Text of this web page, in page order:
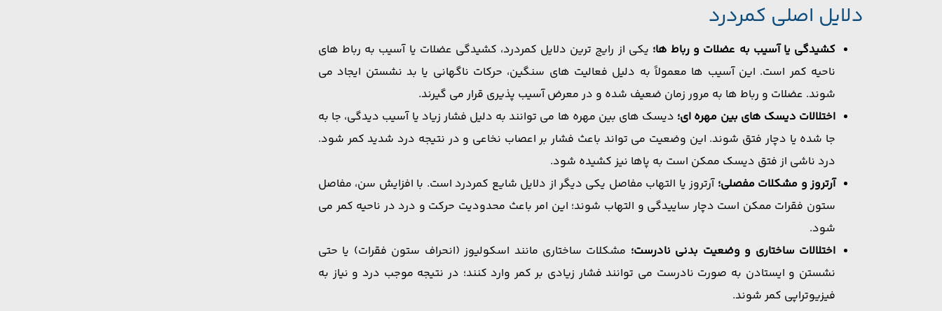
دلایل اصلی کمردرد
کشیدگی یا آسیب به عضلات و رباط ‌ها؛ یکی از رایج‌ ترین دلایل کمردرد، کشیدگی عضلات یا آسیب به رباط‌ های
ناحیه کمر است. این آسیب ‌ها معمولاً به دلیل فعالیت‌ های سنگین، حرکات ناگهانی یا بد نشستن ایجاد می
‌شوند. عضلات و رباط‌ ها به مرور زمان ضعیف شده و در معرض آسیب ‌پذیری قرار می‌ گیرند.
اختلالات دیسک ‌های بین مهره ‌ای؛ دیسک‌ های بین مهره‌ ها می ‌توانند به دلیل فشار زیاد یا آسیب دیدگی، جا به
جا شده یا دچار فتق شوند. این وضعیت می ‌تواند باعث فشار بر اعصاب نخاعی و در نتیجه درد شدید کمر شود.
درد ناشی از فتق دیسک ممکن است به پاها نیز کشیده شود.
آرتروز و مشکلات مفصلی؛ آرتروز یا التهاب مفاصل یکی دیگر از دلایل شایع کمردرد است. با افزایش سن، مفاصل
ستون فقرات ممکن است دچار ساییدگی و التهاب شوند؛ این امر باعث محدودیت حرکت و درد در ناحیه کمر می‌
شود.
اختلالات ساختاری و وضعیت بدنی نادرست؛ مشکلات ساختاری مانند اسکولیوز (انحراف ستون فقرات) یا حتی
نشستن و ایستادن به‌ صورت نادرست می ‌توانند فشار زیادی بر کمر وارد کنند؛ در نتیجه موجب درد و نیاز به
فیزیوتراپی کمر شوند.